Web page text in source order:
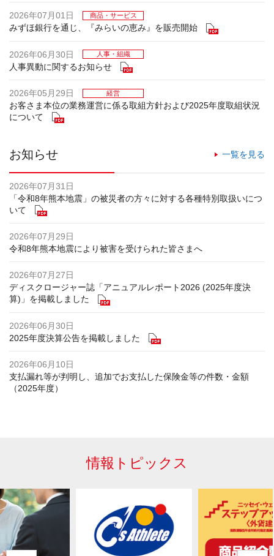
2026年07月01日 商品・サービス
みずほ銀行を通じ、『みらいの恵み』を販売開始
2026年06月30日 人事・組織
人事異動に関するお知らせ
2026年05月29日 経営
お客さま本位の業務運営に係る取組方針および2025年度取組状況
について
お知らせ 一覧を見る
2026年07月31日
「令和8年熊本地震」の被災者の方々に対する各種特別取扱いにつ
いて
2026年07月29日
令和8年熊本地震により被害を受けられた皆さまへ
2026年07月27日
ディスクロージャー誌「アニュアルレポート2026 (2025年度決
算)」を掲載しました
2026年06月30日
2025年度決算公告を掲載しました
2026年06月10日
支払漏れ等が判明し、追加でお支払した保険金等の件数・金額
（2025年度）
情報トピックス